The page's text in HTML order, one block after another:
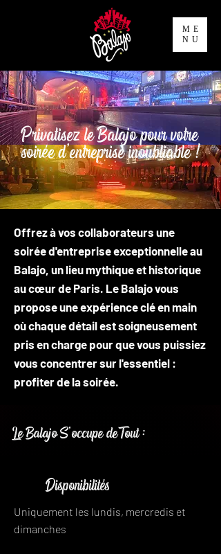
ME
NU
Privatisez le Balajo pour votre
soirée d'entreprise inoubliable !
Offrez à vos collaborateurs une
soirée d'entreprise exceptionnelle au
Balajo, un lieu mythique et historique
au cœur de Paris. Le Balajo vous
propose une expérience clé en main
où chaque détail est soigneusement
pris en charge pour que vous puissiez
vous concentrer sur l'essentiel :
profiter de la soirée.
Le Balajo S’occupe de Tout :
Disponibilités
Uniquement les lundis, mercredis et
dimanches